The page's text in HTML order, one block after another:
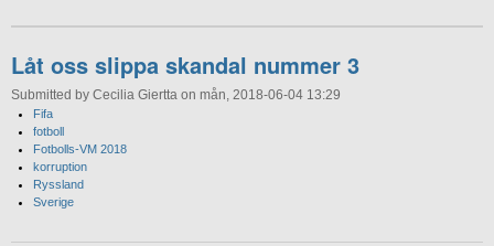
Låt oss slippa skandal nummer 3
Submitted by Cecilia Giertta on mån, 2018-06-04 13:29
Fifa
fotboll
Fotbolls-VM 2018
korruption
Ryssland
Sverige